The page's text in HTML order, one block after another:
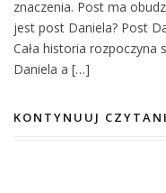
znaczenia. Post ma
jest post Daniela? Post
Cała historia rozpoczyna
Daniela a […]
KONTYNUUJ